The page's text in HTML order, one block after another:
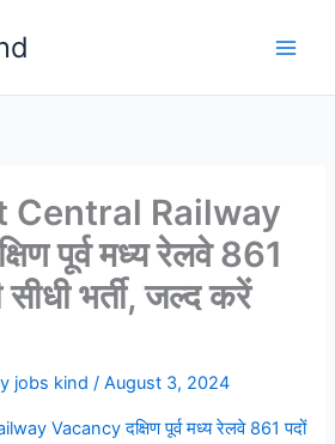
Central Railway
पूर्व मध्य रेलवे 861
भर्ती, जल्द करें
jobs kind/August 3, 2024
Vacancy दक्षिण पूर्व मध्य रेलवे 861 पदों